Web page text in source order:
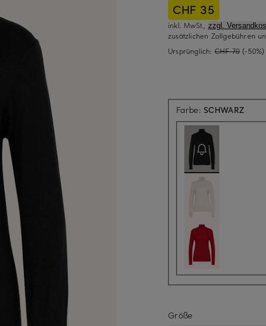
CHF 35
inkl. MwSt., zzgl.
zusätzlichen Zollgebühren
Ursprünglich: CHF 70 (-50%)
Farbe: SCHWARZ
Größe